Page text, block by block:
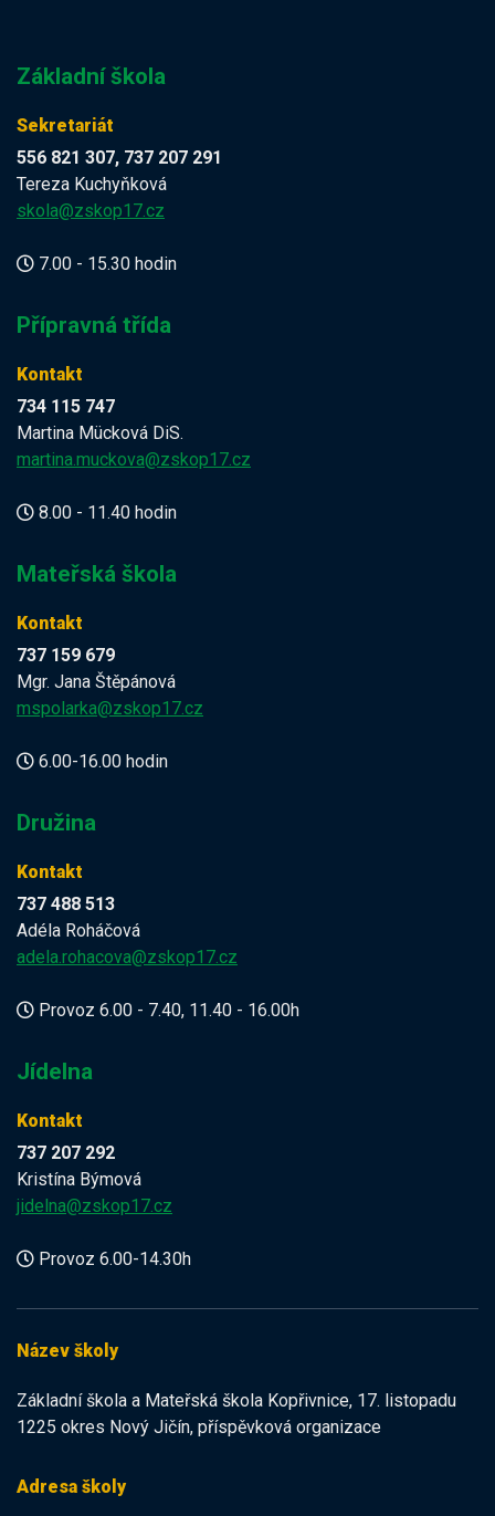
Základní škola
Sekretariát
556 821 307, 737 207 291
Tereza Kuchyňková
skola@zskop17.cz
7.00 - 15.30 hodin
Přípravná třída
Kontakt
734 115 747
Martina Mücková DiS.
martina.muckova@zskop17.cz
8.00 - 11.40 hodin
Mateřská škola
Kontakt
737 159 679
Mgr. Jana Štěpánová
mspolarka@zskop17.cz
6.00-16.00 hodin
Družina
Kontakt
737 488 513
Adéla Roháčová
adela.rohacova@zskop17.cz
Provoz 6.00 - 7.40, 11.40 - 16.00h
Jídelna
Kontakt
737 207 292
Kristína Býmová
jidelna@zskop17.cz
Provoz 6.00-14.30h
Název školy
Základní škola a Mateřská škola Kopřivnice, 17. listopadu
1225 okres Nový Jičín, příspěvková organizace
Adresa školy